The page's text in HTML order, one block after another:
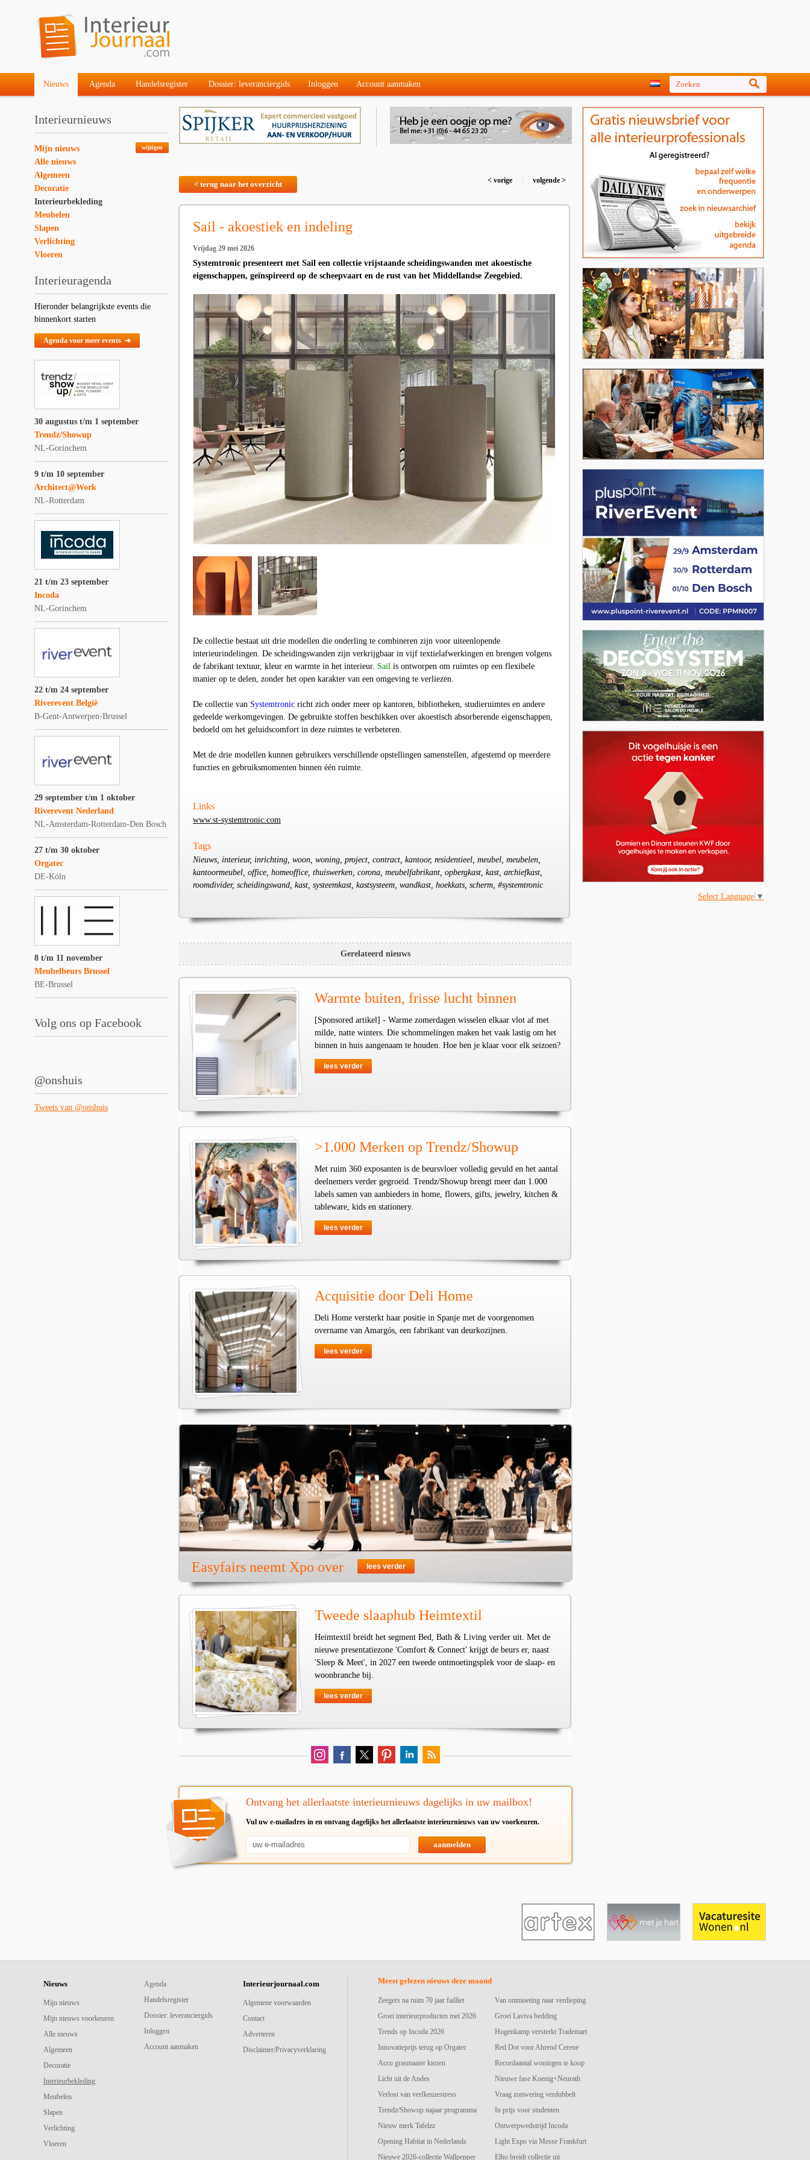
Nieuws Agenda Handelsregister Dossier: leveranciergids Inloggen Account aanmaken
Interieurnieuws
wijzigen
Mijn nieuws
Alle nieuws
Algemeen
Decoratie
Interieurbekleding
Meubelen
Slapen
Verlichting
Vloeren
Interieuragenda
Hieronder belangrijkste events die
binnenkort starten
Agenda voor meer events ➔
30 augustus t/m 1 september
Trendz/Showup
NL-Gorinchem
9 t/m 10 september
Architect@Work
NL-Rotterdam
21 t/m 23 september
Incoda
NL-Gorinchem
22 t/m 24 september
Riverevent België
B-Gent-Antwerpen-Brussel
29 september t/m 1 oktober
Riverevent Nederland
NL-Amsterdam-Rotterdam-Den Bosch
27 t/m 30 oktober
Orgatec
DE-Köln
8 t/m 11 november
Meubelbeurs Brussel
BE-Brussel
Volg ons op Facebook
@onshuis
Tweets van @onshuis
< terug naar het overzicht < vorige volgende >
Sail - akoestiek en indeling
Vrijdag 29 mei 2026
Systemtronic presenteert met Sail een collectie vrijstaande scheidingswanden met akoestische
eigenschappen, geïnspireerd op de scheepvaart en de rust van het Middellandse Zeegebied.
De collectie bestaat uit drie modellen die onderling te combineren zijn voor uiteenlopende
interieurindelingen. De scheidingswanden zijn verkrijgbaar in vijf textielafwerkingen en brengen volgens
de fabrikant textuur, kleur en warmte in het interieur. Sail is ontworpen om ruimtes op een flexibele
manier op te delen, zonder het open karakter van een omgeving te verliezen.
De collectie van Systemtronic richt zich onder meer op kantoren, bibliotheken, studieruimtes en andere
gedeelde werkomgevingen. De gebruikte stoffen beschikken over akoestisch absorberende eigenschappen,
bedoeld om het geluidscomfort in deze ruimtes te verbeteren.
Met de drie modellen kunnen gebruikers verschillende opstellingen samenstellen, afgestemd op meerdere
functies en gebruiksmomenten binnen één ruimte.
Links
www.st-systemtronic.com
Tags
Nieuws, interieur, inrichting, woon, woning, project, contract, kantoor, residentieel, meubel, meubelen,
kantoormeubel, office, homeoffice, thuiswerken, corona, meubelfabrikant, opbergkast, kast, archiefkast,
roomdivider, scheidingswand, kast, systeemkast, kastsysteem, wandkast, hoekkats, scherm, #systemtronic
Gerelateerd nieuws
Warmte buiten, frisse lucht binnen
[Sponsored artikel] - Warme zomerdagen wisselen elkaar vlot af met
milde, natte winters. Die schommelingen maken het vaak lastig om het
binnen in huis aangenaam te houden. Hoe ben je klaar voor elk seizoen?
lees verder
>1.000 Merken op Trendz/Showup
Met ruim 360 exposanten is de beursvloer volledig gevuld en het aantal
deelnemers verder gegroeid. Trendz/Showup brengt meer dan 1.000
labels samen van aanbieders in home, flowers, gifts, jewelry, kitchen &
tableware, kids en stationery.
lees verder
Acquisitie door Deli Home
Deli Home versterkt haar positie in Spanje met de voorgenomen
overname van Amargós, een fabrikant van deurkozijnen.
lees verder
Easyfairs neemt Xpo over lees verder
Tweede slaaphub Heimtextil
Heimtextil breidt het segment Bed, Bath & Living verder uit. Met de
nieuwe presentatiezone 'Comfort & Connect' krijgt de beurs er, naast
'Sleep & Meet', in 2027 een tweede ontmoetingsplek voor de slaap- en
woonbranche bij.
lees verder
Ontvang het allerlaatste interieurnieuws dagelijks in uw mailbox!
Vul uw e-mailadres in en ontvang dagelijks het allerlaatste interieurnieuws van uw voorkeuren.
aanmelden
Select Language ▼
Nieuws
Mijn nieuws
Mijn nieuws voorkeuren
Alle nieuws
Algemeen
Decoratie
Interieurbekleding
Meubelen
Slapen
Verlichting
Vloeren
Agenda
Handelsregister
Dossier: leveranciergids
Inloggen
Account aanmaken
Interieurjournaal.com
Algemene voorwaarden
Contact
Adverteren
Disclaimer/Privacyverklaring
Meest gelezen nieuws deze maand
Zeegers na ruim 70 jaar failliet
Groei interieurproducten mei 2026
Trends op Incoda 2026
Innovatieprijs terug op Orgatec
Accu grasmaaier kiezen
Licht uit de Andes
Verlost van verfkeuzestress
Trendz/Showup najaar programma
Nieuw merk Tafelzz
Opening Habitat in Nederlands
Nieuwe 2026-collectie Wallpepper
Van ontmoeting naar verdieping
Groei Laviva bedding
Hogenkamp versterkt Trademart
Red Dot voor Ahrend Cerene
Recordaantal woningen te koop
Nieuwe fase Koenig+Neurath
Vraag zonwering verdubbelt
In prijs voor studenten
Ontwerpwedstrijd Incoda
Light Expo via Messe Frankfurt
Elho breidt collectie uit